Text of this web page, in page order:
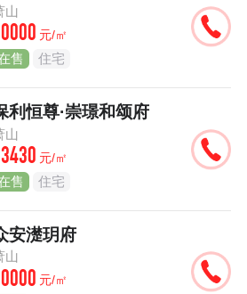
山
元/㎡
售 住宅
利恒尊·崇璟和颂府
山
元/㎡
售 住宅
安濋玥府
山
元/㎡